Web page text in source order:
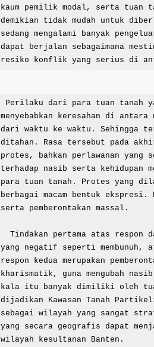
kaum pemilik modal, serta tuan
demikian tidak mudah untuk
sedang mengalami banyak
dapat berjalan sebagaimana
resiko konflik yang serius di
menyebabkan keresahan di
dari waktu ke waktu. Sehingga
ditahan. Rasa tersebut pada
protes, bahkan perlawanan yang
terhadap nasib serta kehidupan
para tuan tanah. Protes yang
berbagai macam bentuk
serta pemberontakan massal.
  Tindakan pertama atas respon dari kesewenang-wenangan  kemudian diluapkan dalam cara
yang negatif seperti membunuh,
respon kedua merupakan
kharismatik, guna mengubah
kala itu banyak dimiliki oleh tuan
dijadikan Kawasan Tanah
sebagai wilayah yang sangat
yang secara geografis dapat
wilayah kesultanan Banten.